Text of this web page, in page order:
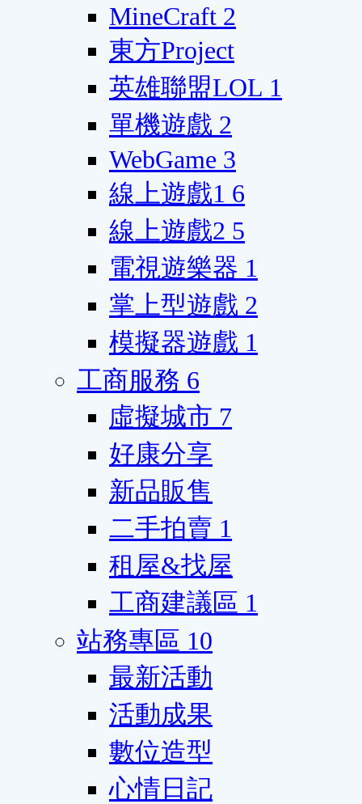
MineCraft 2
東方Project
英雄聯盟LOL 1
單機遊戲 2
WebGame 3
線上遊戲1 6
線上遊戲2 5
電視遊樂器 1
掌上型遊戲 2
模擬器遊戲 1
工商服務 6
虛擬城市 7
好康分享
新品販售
二手拍賣 1
租屋&找屋
工商建議區 1
站務專區 10
最新活動
活動成果
數位造型
心情日記